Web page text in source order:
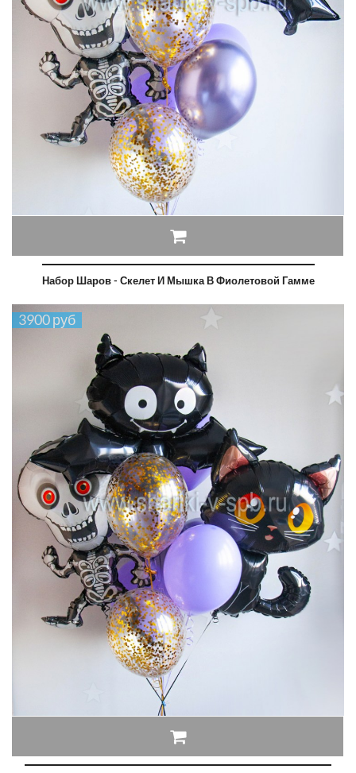
Набор Шаров - Скелет И Мышка В Фиолетовой Гамме
3900 руб